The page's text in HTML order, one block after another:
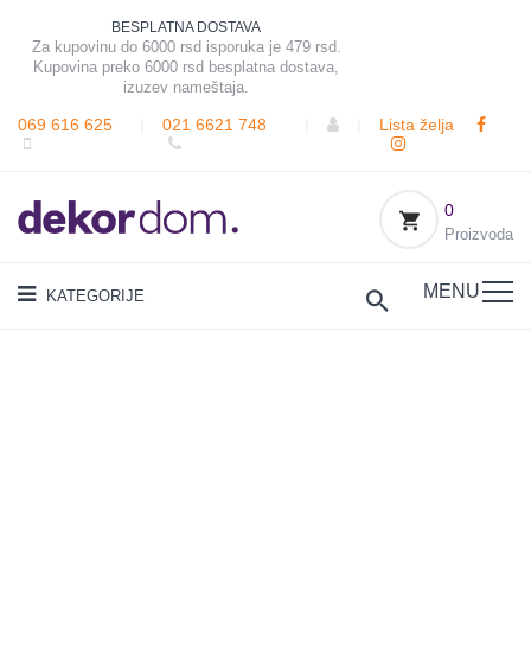
BESPLATNA DOSTAVA
Za kupovinu do 6000 rsd isporuka je 479 rsd.
Kupovina preko 6000 rsd besplatna dostava,
izuzev nameštaja.
069 616 625 021 6621 748 Lista želja
0
Proizvoda
KATEGORIJE MENU